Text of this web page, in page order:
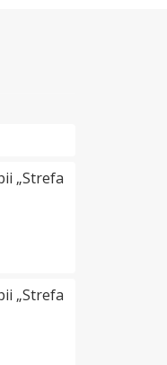
„Strefa
„Strefa